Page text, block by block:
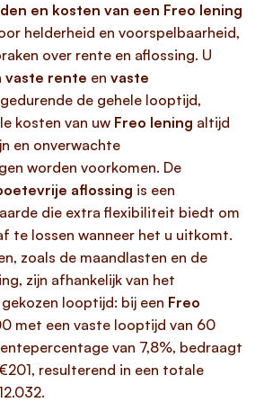
en kosten van een Freo lening
helderheid en voorspelbaarheid,
over rente en aflossing. U
vaste rente en vaste
gedurende de gehele looptijd,
kosten van uw Freo lening altijd
en onverwachte
worden voorkomen. De
aflossing is een
die extra flexibiliteit biedt om
te lossen wanneer het u uitkomt.
zoals de maandlasten en de
zijn afhankelijk van het
looptijd: bij een Freo
met een vaste looptijd van 60
van 7,8%, bedraagt
resulterend in een totale